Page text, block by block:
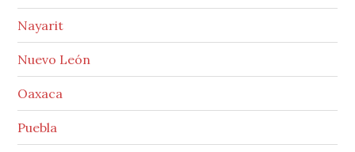
Nayarit
Nuevo León
Oaxaca
Puebla